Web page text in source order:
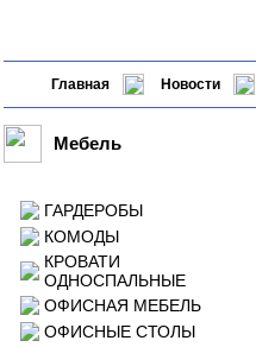
Главная Новости
Мебель
ГАРДЕРОБЫ
КОМОДЫ
КРОВАТИ
ОДНОСПАЛЬНЫЕ
ОФИСНАЯ МЕБЕЛЬ
ОФИСНЫЕ СТОЛЫ